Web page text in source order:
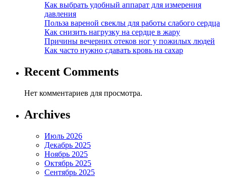
Как выбрать удобный аппарат для измерения
давления
Польза вареной свеклы для работы слабого сердца
Как снизить нагрузку на сердце в жару
Причины вечерних отеков ног у пожилых людей
Как часто нужно сдавать кровь на сахар
Recent Comments
Нет комментариев для просмотра.
Archives
Июль 2026
Декабрь 2025
Ноябрь 2025
Октябрь 2025
Сентябрь 2025